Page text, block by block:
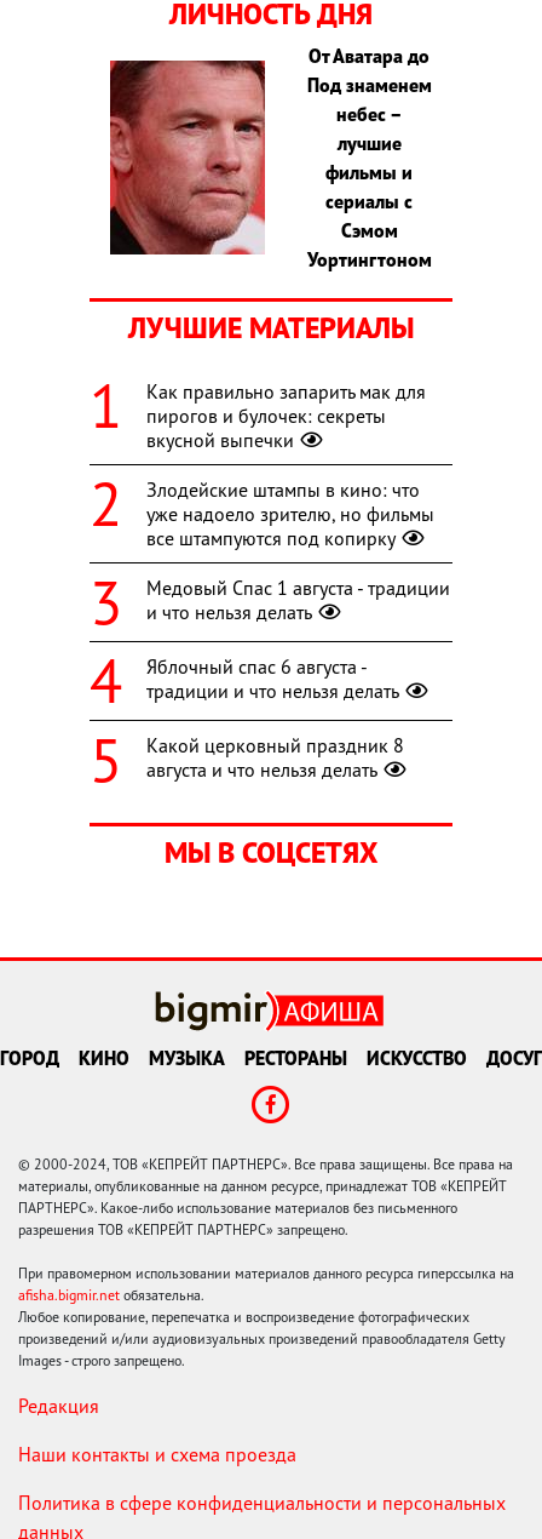
ЛИЧНОСТЬ ДНЯ
От Аватара до
Под знаменем
небес –
лучшие
фильмы и
сериалы с
Сэмом
Уортингтоном
ЛУЧШИЕ МАТЕРИАЛЫ
Как правильно запарить мак для
пирогов и булочек: секреты
вкусной выпечки
Злодейские штампы в кино: что
уже надоело зрителю, но фильмы
все штампуются под копирку
Медовый Спас 1 августа - традиции
и что нельзя делать
Яблочный спас 6 августа -
традиции и что нельзя делать
Какой церковный праздник 8
августа и что нельзя делать
МЫ В СОЦСЕТЯХ
ГОРОД КИНО МУЗЫКА РЕСТОРАНЫ ИСКУССТВО ДОСУГ
© 2000-2024, ТОВ «КЕПРЕЙТ ПАРТНЕРС». Все права защищены. Все права на
материалы, опубликованные на данном ресурсе, принадлежат ТОВ «КЕПРЕЙТ
ПАРТНЕРС». Какое-либо использование материалов без письменного
разрешения ТОВ «КЕПРЕЙТ ПАРТНЕРС» запрещено.
При правомерном использовании материалов данного ресурса гиперссылка на
afisha.bigmir.net обязательна.
Любое копирование, перепечатка и воспроизведение фотографических
произведений и/или аудиовизуальных произведений правообладателя Getty
Images - строго запрещено.
Редакция
Наши контакты и схема проезда
Политика в сфере конфиденциальности и персональных
данных